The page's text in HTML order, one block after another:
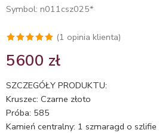
Symbol: n011csz025*
5.00na 5
oceny
(1 opinia klienta)
5600 zł
SZCZEGÓŁY PRODUKTU:
Kruszec: Czarne złoto
Próba: 585
Kamień centralny: 1 szmaragd o